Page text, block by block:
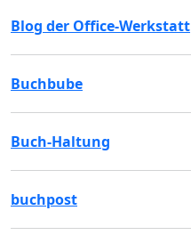
Blog der Office-Werkstatt
Buchbube
Buch-Haltung
buchpost